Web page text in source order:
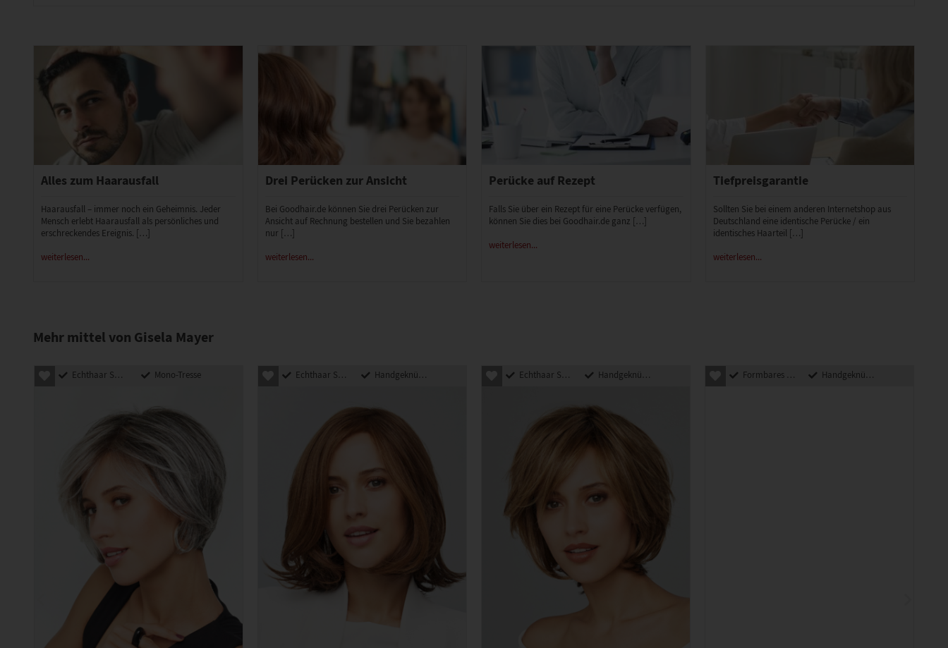
Alles zum Haarausfall
Haarausfall – immer noch ein Geheimnis. Jeder
Mensch erlebt Haarausfall als persönliches und
erschreckendes Ereignis. […]
weiterlesen...
Drei Perücken zur Ansicht
Bei Goodhair.de können Sie drei Perücken zur
Ansicht auf Rechnung bestellen und Sie bezahlen
nur […]
weiterlesen...
Perücke auf Rezept
Falls Sie über ein Rezept für eine Perücke verfügen,
können Sie dies bei Goodhair.de ganz […]
weiterlesen...
Tiefpreisgarantie
Sollten Sie bei einem anderen Internetshop aus
Deutschland eine identische Perücke / ein
identisches Haarteil […]
weiterlesen...
Mehr mittel von Gisela Mayer
Echthaar Synthetik Mix Mono-Tresse Echthaar Synthetik Mix Handgeknüpft Echthaar Synthetik Mix Handgeknüpft Formbares Kunsthaar Handgeknüpft